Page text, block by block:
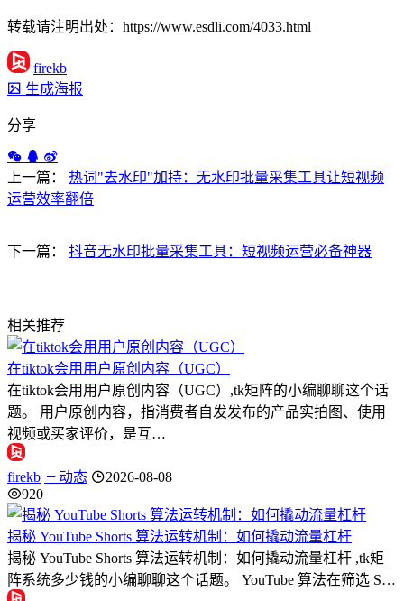
转载请注明出处：https://www.esdli.com/4033.html
firekb
生成海报
分享
上一篇：
热词"去水印"加持：无水印批量采集工具让短视频
运营效率翻倍
下一篇： 抖音无水印批量采集工具：短视频运营必备神器
相关推荐
在tiktok会用用户原创内容（UGC）
在tiktok会用用户原创内容（UGC）,tk矩阵的小编聊聊这个话
题。 用户原创内容，指消费者自发发布的产品实拍图、使用
视频或买家评价，是互…
firekb 动态
2026-08-08
920
揭秘 YouTube Shorts 算法运转机制：如何撬动流量杠杆
揭秘 YouTube Shorts 算法运转机制：如何撬动流量杠杆 ,tk矩
阵系统多少钱的小编聊聊这个话题。 YouTube 算法在筛选 S…